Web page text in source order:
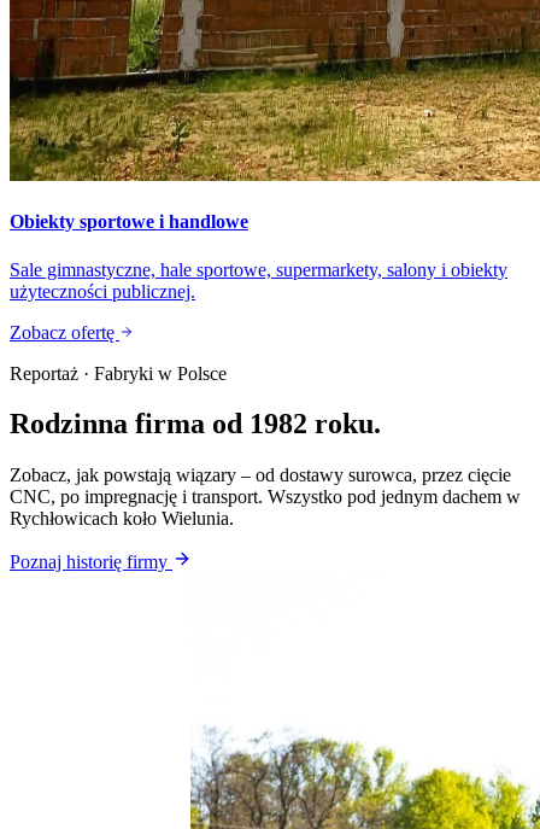
Obiekty sportowe i handlowe
Sale gimnastyczne, hale sportowe, supermarkety, salony i obiekty
użyteczności publicznej.
Zobacz ofertę
Reportaż · Fabryki w Polsce
Rodzinna firma od 1982 roku.
Zobacz, jak powstają wiązary – od dostawy surowca, przez cięcie
CNC, po impregnację i transport. Wszystko pod jednym dachem w
Rychłowicach koło Wielunia.
Poznaj historię firmy